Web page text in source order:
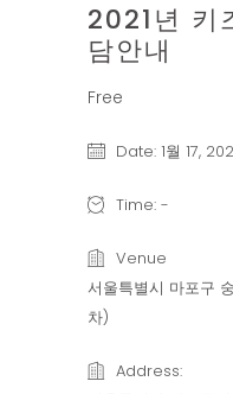
2021년 키
담안내
Free
Date: 1월 17,
Time: -
Venue
서울특별시 마포구
차)
Address: